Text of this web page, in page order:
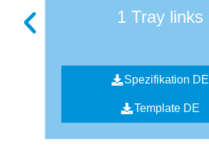
1 Tray links
Spezifikation DE
Template DE